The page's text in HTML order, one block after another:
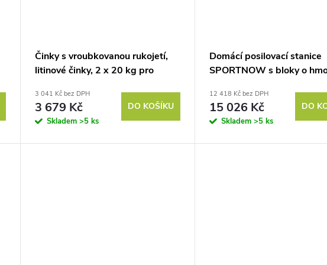
Činky s vroubkovanou rukojetí,
litinové činky, 2 x 20 kg pro
trénink
3 041 Kč bez DPH
3 679 Kč
Skladem>5 ks
DO KOŠÍKU
Domácí posilovací stanice
SPORTNOW s bloky o
posilovací stanicí na
tlakem na nohy pro
trénink
12 418 Kč bez DPH
15 026 Kč
Skladem >5 ks
DO